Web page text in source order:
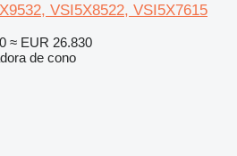
VSI5X8522, VSI5X7615
≈ EUR 26.830
de cono